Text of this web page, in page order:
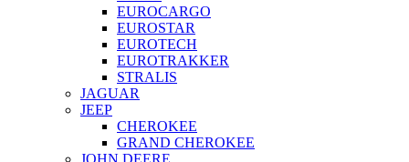
EUROCARGO
EUROSTAR
EUROTECH
EUROTRAKKER
STRALIS
JAGUAR
JEEP
CHEROKEE
GRAND CHEROKEE
JOHN DEERE